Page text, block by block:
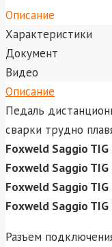
Описание
Характеристики
Документ
Видео
Описание
Педаль
сварки трудно
Foxweld Saggio TIG
Foxweld Saggio
Foxweld Saggio
Foxweld Saggio TIG
Разъем